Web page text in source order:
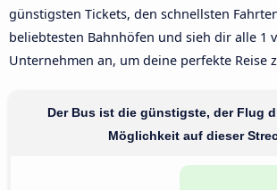
günstigsten Tickets, den schnellsten
beliebtesten Bahnhöfen und sieh dir alle 1
Unternehmen an, um deine perfekte Reise
Der Bus ist die günstigste, der Flug
Möglichkeit auf dieser